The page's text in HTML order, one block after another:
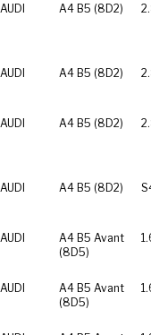
AUDI A4 B5 (8D2)
AUDI A4 B5 (8D2)
AUDI A4 B5 (8D2)
AUDI A4 B5 (8D2)
AUDI
A4 B5 Avant
(8D5)
AUDI
A4 B5 Avant
(8D5)